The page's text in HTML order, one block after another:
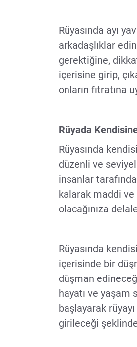
Rüyasında ayı
arkadaşlıklar
gerektiğine,
içerisine girip,
onların fıtratına
Rüyada Kendisine
Rüyasında
düzenli ve
insanlar
kalarak maddi
olacağınıza
Rüyasında
içerisinde bir
düşman
hayatı ve yaşam
başlayarak
girileceği